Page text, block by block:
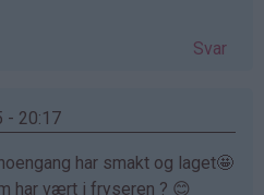
Svar
- 20:17
har smakt og laget🤩
har vært i fryseren ? 😊